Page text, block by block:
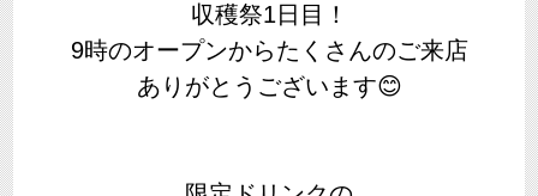
収穫祭1日目！
9時のオープンからたくさんのご来店
ありがとうございます😊